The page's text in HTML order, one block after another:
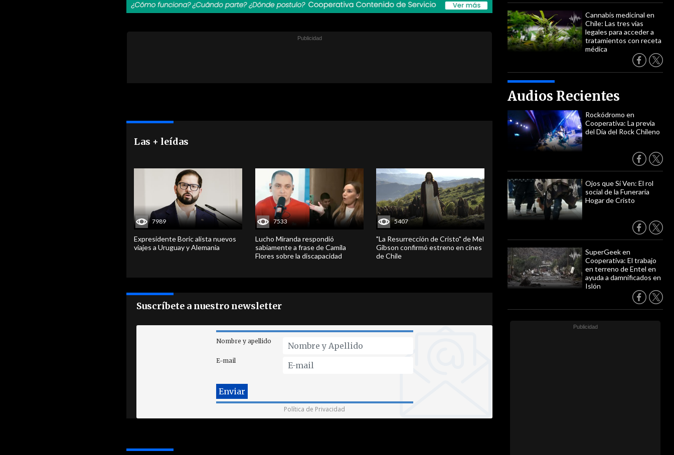
Cannabis medicinal en
Chile: Las tres vías
legales para acceder a
tratamientos con receta
médica
Audios Recientes
Rockódromo en
Cooperativa: La previa
del Día del Rock Chileno
Ojos que Sí Ven: El rol
social de la Funeraria
Hogar de Cristo
SuperGeek en
Cooperativa: El trabajo
en terreno de Entel en
ayuda a damnificados en
Islón
Las + leídas
7989
Expresidente Boric alista nuevos
viajes a Uruguay y Alemania
7533
Lucho Miranda respondió
sabiamente a frase de Camila
Flores sobre la discapacidad
5407
"La Resurrección de Cristo" de Mel
Gibson confirmó estreno en cines
de Chile
Suscríbete a nuestro newsletter
Nombre y apellido
E-mail
Política de Privacidad